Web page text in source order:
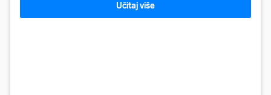
Učitaj više